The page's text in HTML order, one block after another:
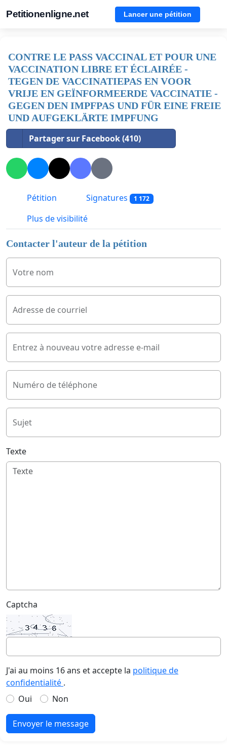
Petitionenligne.net Lancer une pétition
CONTRE LE PASS VACCINAL ET POUR UNE
VACCINATION LIBRE ET ÉCLAIRÉE -
TEGEN DE VACCINATIEPAS EN VOOR
VRIJE EN GEÏNFORMEERDE VACCINATIE -
GEGEN DEN IMPFPAS UND FÜR EINE FREIE
UND AUFGEKLÄRTE IMPFUNG
Partager sur Facebook (410)
Pétition Signatures 1 172
Plus de visibilité
Contacter l'auteur de la pétition
Votre nom
Adresse de courriel
Entrez à nouveau votre adresse e-mail
Numéro de téléphone
Sujet
Texte
Captcha
J'ai au moins 16 ans et accepte la politique de
confidentialité .
Oui
Non
Envoyer le message